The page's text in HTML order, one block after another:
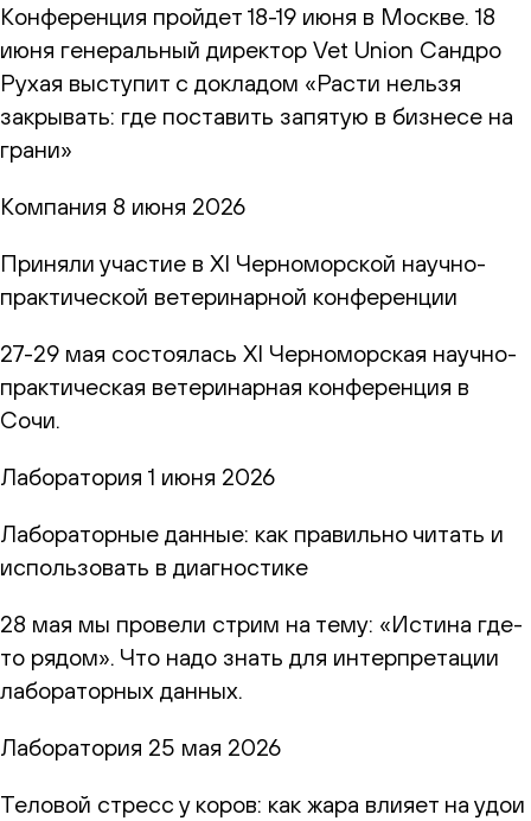
Конференция пройдет 18-19 июня в Москве. 18
июня генеральный директор Vet Union Сандро
Рухая выступит с докладом «Расти нельзя
закрывать: где поставить запятую в бизнесе на
грани»
Компания 8 июня 2026
Приняли участие в XI Черноморской научно-
практической ветеринарной конференции
27-29 мая состоялась XI Черноморская научно-
практическая ветеринарная конференция в
Сочи.
Лаборатория 1 июня 2026
Лабораторные данные: как правильно читать и
использовать в диагностике
28 мая мы провели стрим на тему: «Истина где-
то рядом». Что надо знать для интерпретации
лабораторных данных.
Лаборатория 25 мая 2026
Теловой стресс у коров: как жара влияет на удои